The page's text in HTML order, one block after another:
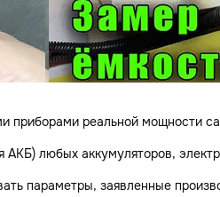
реальной мощности
любых аккумуляторов,
параметры, заявленные